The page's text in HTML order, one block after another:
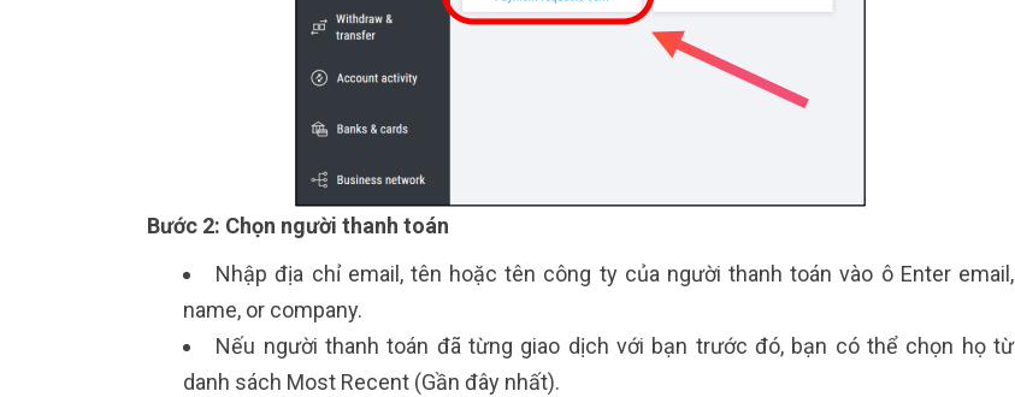
Bước 2: Chọn người thanh toán
Nhập địa chỉ email, tên hoặc tên công ty của người thanh toán vào ô Enter email,
name, or company.
Nếu người thanh toán đã từng giao dịch với bạn trước đó, bạn có thể chọn họ từ
danh sách Most Recent (Gần đây nhất).